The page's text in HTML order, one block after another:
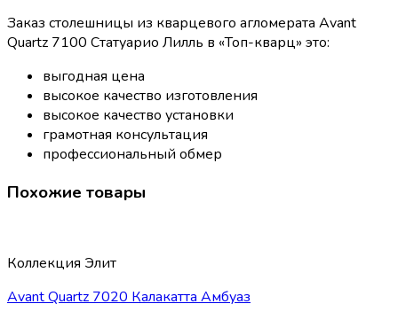
Заказ столешницы из кварцевого агломерата Avant
Quartz 7100 Статуарио Лилль в «Топ-кварц» это:
выгодная цена
высокое качество изготовления
высокое качество установки
грамотная консультация
профессиональный обмер
Похожие товары
Коллекция Элит
Avant Quartz 7020 Калакатта Амбуаз